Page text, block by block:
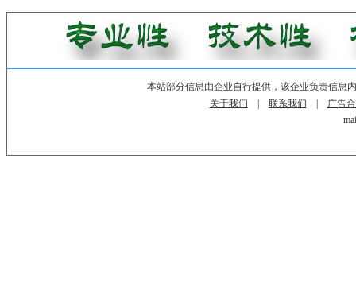
本站部分信息由企业自行提供，该企业负责信息
关于我们
联系我们
广告